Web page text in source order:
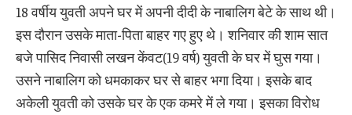
18 वर्षीय युवती अपने घर में अपनी दीदी के नाबालिग बेटे के साथ थी।
इस दौरान उसके माता-पिता बाहर गए हुए थे। शनिवार की शाम सात
बजे पासिद निवासी लखन केंवट(19 वर्ष) युवती के घर में घुस गया।
उसने नाबालिग को धमकाकर घर से बाहर भगा दिया। इसके बाद
अकेली युवती को उसके घर के एक कमरे में ले गया। इसका विरोध